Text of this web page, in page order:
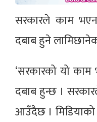
सरकारले काम
दबाब हुने
‘सरकारको यो
दबाब हुन्छ ।
आउँदैछ । मिडियाको